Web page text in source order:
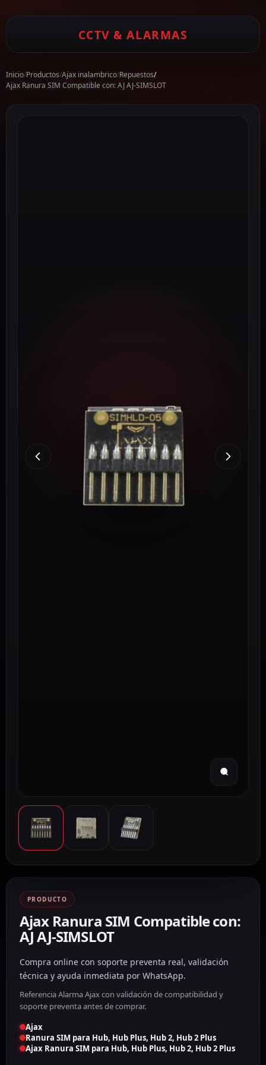
CCTV & ALARMAS
Inicio/Productos/Ajax inalambrico/Repuestos/
Ajax Ranura SIM Compatible con: AJ AJ-SIMSLOT
PRODUCTO
Ajax Ranura SIM Compatible con:
AJ AJ-SIMSLOT
Compra online con soporte preventa real, validación
técnica y ayuda inmediata por WhatsApp.
Referencia Alarma Ajax con validación de compatibilidad y
soporte preventa antes de comprar.
Ajax
Ranura SIM para Hub, Hub Plus, Hub 2, Hub 2 Plus
Ajax Ranura SIM para Hub, Hub Plus, Hub 2, Hub 2 Plus